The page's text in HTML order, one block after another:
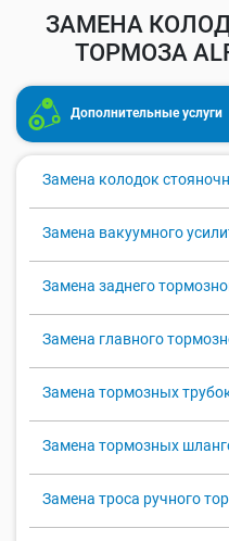
ЗАМЕНА
ТОРМОЗА
Дополнительные услуги
Замена колодок
Замена вакуумного
Замена заднего
Замена главного
Замена тормозных
Замена тормозных
Замена троса ручного